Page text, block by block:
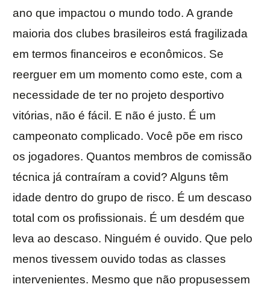
ano que impactou o mundo todo. A grande
maioria dos clubes brasileiros está fragilizada
em termos financeiros e econômicos. Se
reerguer em um momento como este, com a
necessidade de ter no projeto desportivo
vitórias, não é fácil. E não é justo. É um
campeonato complicado. Você põe em risco
os jogadores. Quantos membros de comissão
técnica já contraíram a covid? Alguns têm
idade dentro do grupo de risco. É um descaso
total com os profissionais. É um desdém que
leva ao descaso. Ninguém é ouvido. Que pelo
menos tivessem ouvido todas as classes
intervenientes. Mesmo que não propusessem